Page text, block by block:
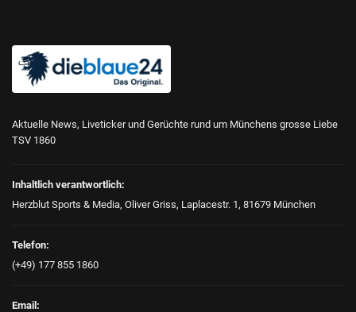
Aktuelle News, Liveticker und Gerüchte rund um Münchens grosse Liebe
TSV 1860
Inhaltlich verantwortlich:
Herzblut Sports & Media, Oliver Griss, Laplacestr. 1, 81679 München
Telefon:
(+49) 177 855 1860
Email: